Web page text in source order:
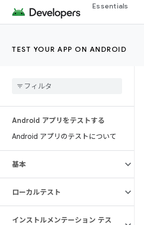
Essentials
TEST YOUR APP ON ANDROID
Android アプリをテストする
Android アプリのテストについて
基本
ローカルテスト
インストルメンテーション テス